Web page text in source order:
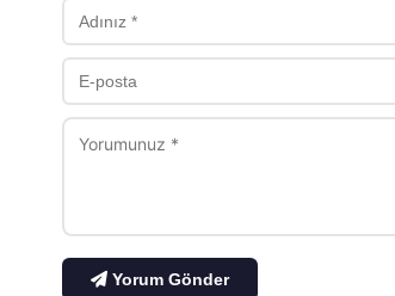
Yorum Gönder